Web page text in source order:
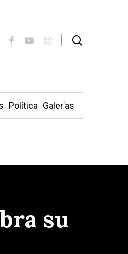
Política Galerías
su